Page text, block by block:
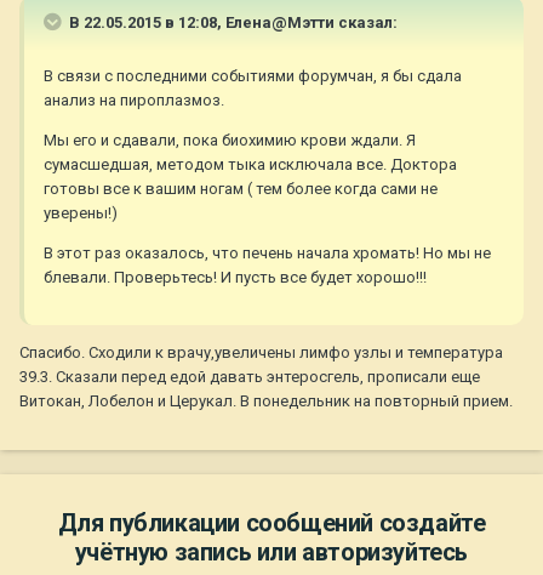
В 22.05.2015 в 12:08, Елена@Мэтти сказал:
В связи с последними событиями форумчан, я бы сдала
анализ на пироплазмоз.
Мы его и сдавали, пока биохимию крови ждали. Я
сумасшедшая, методом тыка исключала все. Доктора
готовы все к вашим ногам ( тем более когда сами не
уверены!)
В этот раз оказалось, что печень начала хромать! Но мы не
блевали. Проверьтесь! И пусть все будет хорошо!!!
Спасибо. Сходили к врачу,увеличены лимфо узлы и температура
39.3. Сказали перед едой давать энтеросгель, прописали еще
Витокан, Лобелон и Церукал. В понедельник на повторный прием.
Для публикации сообщений создайте
учётную запись или авторизуйтесь